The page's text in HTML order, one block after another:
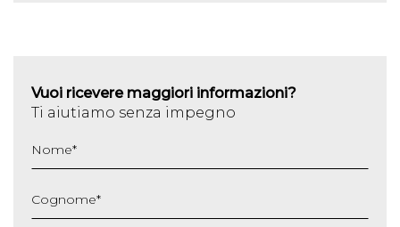
Vuoi ricevere maggiori informazioni?
Ti aiutiamo senza impegno
Nome*
Cognome*